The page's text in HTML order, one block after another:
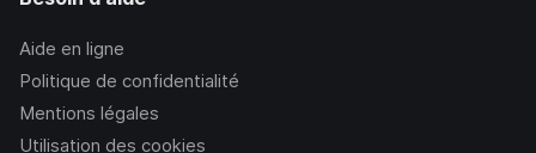
Aide en ligne
Politique de confidentialité
Mentions légales
Utilisation des cookies